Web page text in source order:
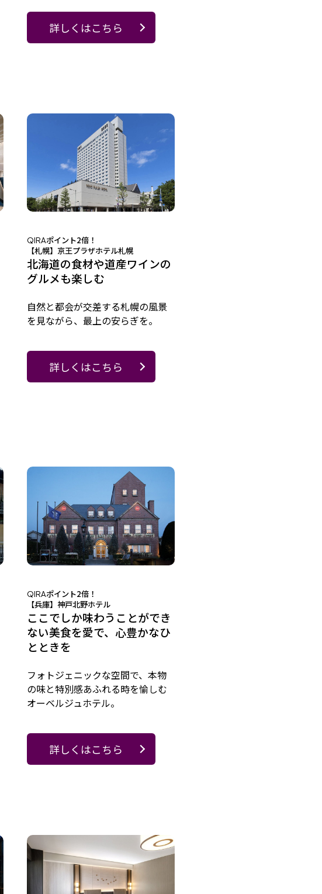
詳しくはこちら
QIRAポイント2倍！
【札幌】京王プラザホテル札幌
北海道の食材や道産ワインの
グルメも楽しむ
自然と都会が交差する札幌の風景
を見ながら、最上の安らぎを。
詳しくはこちら
QIRAポイント2倍！
【兵庫】神戸北野ホテル
ここでしか味わうことができ
ない美食を愛で、心豊かなひ
とときを
フォトジェニックな空間で、本物
の味と特別感あふれる時を愉しむ
オーベルジュホテル。
詳しくはこちら